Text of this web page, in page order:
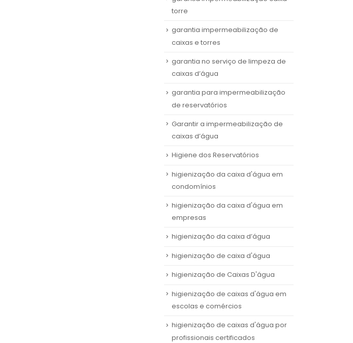
torre
garantia impermeabilização de
caixas e torres
garantia no serviço de limpeza de
caixas d’água
garantia para impermeabilização
de reservatórios
Garantir a impermeabilização de
caixas d’água
Higiene dos Reservatórios
higienização da caixa d'água em
condomínios
higienização da caixa d'água em
empresas
higienização da caixa d’água
higienização de caixa d'água
higienização de Caixas D'água
higienização de caixas d'água em
escolas e comércios
higienização de caixas d'água por
profissionais certificados